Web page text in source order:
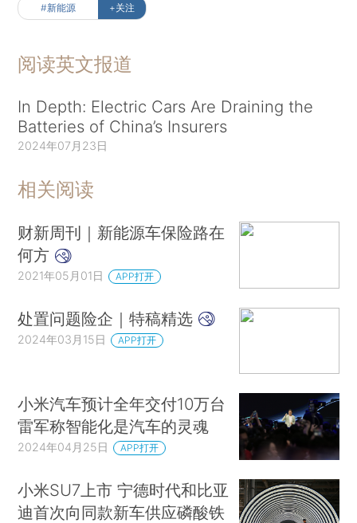
#新能源 +关注
阅读英文报道
In Depth: Electric Cars Are Draining the
Batteries of China’s Insurers
2024年07月23日
相关阅读
财新周刊｜新能源车保险路在
何方
2021年05月01日 APP打开
处置问题险企｜特稿精选
2024年03月15日 APP打开
小米汽车预计全年交付10万台
雷军称智能化是汽车的灵魂
2024年04月25日 APP打开
小米SU7上市 宁德时代和比亚
迪首次向同款新车供应磷酸铁